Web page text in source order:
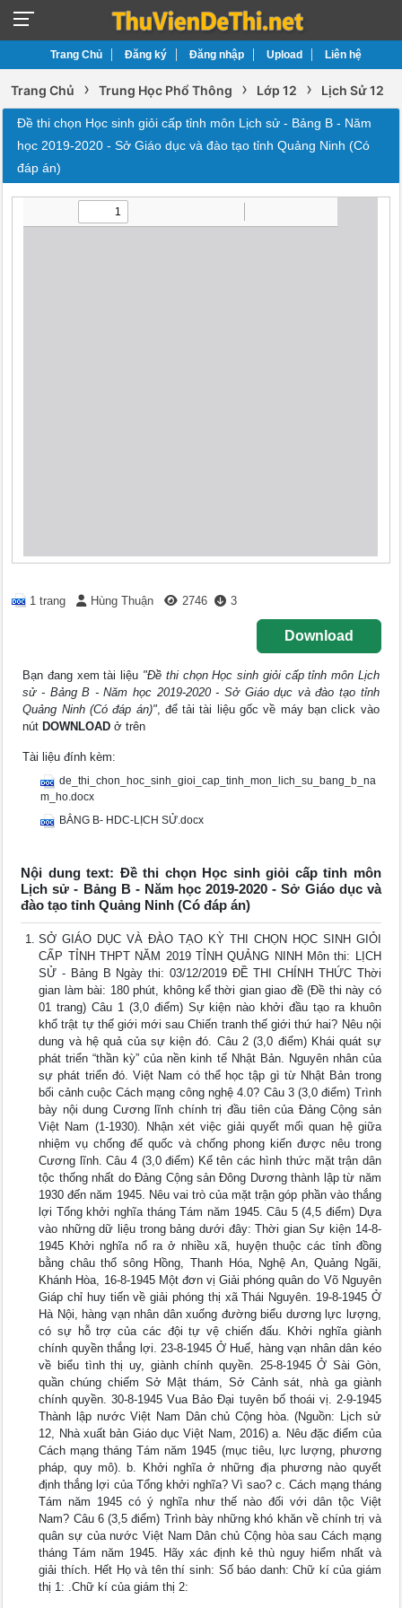
Trang Chủ Đăng ký Đăng nhập Upload Liên hệ
Trang Chủ › Trung Học Phổ Thông › Lớp 12 › Lịch Sử 12
Đề thi chọn Học sinh giỏi cấp tỉnh môn Lịch sử - Bảng B - Năm
học 2019-2020 - Sở Giáo dục và đào tạo tỉnh Quảng Ninh (Có
đáp án)
1 trang Hùng Thuận 2746 3
Download
Bạn đang xem tài liệu "Đề thi chọn Học sinh giỏi cấp tỉnh môn Lịch
sử - Bảng B - Năm học 2019-2020 - Sở Giáo dục và đào tạo tỉnh
Quảng Ninh (Có đáp án)", để tải tài liệu gốc về máy bạn click vào
nút DOWNLOAD ở trên
Tài liệu đính kèm:
de_thi_chon_hoc_sinh_gioi_cap_tinh_mon_lich_su_bang_b_na
m_ho.docx
BẲNG B- HDC-LỊCH SỬ.docx
Nội dung text: Đề thi chọn Học sinh giỏi cấp tỉnh môn
Lịch sử - Bảng B - Năm học 2019-2020 - Sở Giáo dục và
đào tạo tỉnh Quảng Ninh (Có đáp án)
SỞ GIÁO DỤC VÀ ĐÀO TẠO KỲ THI CHỌN HỌC SINH GIỎI
CẤP TỈNH THPT NĂM 2019 TỈNH QUẢNG NINH Môn thi: LỊCH
SỬ - Bảng B Ngày thi: 03/12/2019 ĐỀ THI CHÍNH THỨC Thời
gian làm bài: 180 phút, không kể thời gian giao đề (Đề thi này có
01 trang) Câu 1 (3,0 điểm) Sự kiện nào khởi đầu tạo ra khuôn
khổ trật tự thế giới mới sau Chiến tranh thế giới thứ hai? Nêu nội
dung và hệ quả của sự kiện đó. Câu 2 (3,0 điểm) Khái quát sự
phát triển “thần kỳ” của nền kinh tế Nhật Bản. Nguyên nhân của
sự phát triển đó. Việt Nam có thể học tập gì từ Nhật Bản trong
bối cảnh cuộc Cách mạng công nghệ 4.0? Câu 3 (3,0 điểm) Trình
bày nội dung Cương lĩnh chính trị đầu tiên của Đảng Cộng sản
Việt Nam (1-1930). Nhận xét việc giải quyết mối quan hệ giữa
nhiệm vụ chống đế quốc và chống phong kiến được nêu trong
Cương lĩnh. Câu 4 (3,0 điểm) Kể tên các hình thức mặt trận dân
tộc thống nhất do Đảng Cộng sản Đông Dương thành lập từ năm
1930 đến năm 1945. Nêu vai trò của mặt trận góp phần vào thắng
lợi Tổng khởi nghĩa tháng Tám năm 1945. Câu 5 (4,5 điểm) Dựa
vào những dữ liệu trong bảng dưới đây: Thời gian Sự kiện 14-8-
1945 Khởi nghĩa nổ ra ở nhiều xã, huyện thuộc các tỉnh đồng
bằng châu thổ sông Hồng, Thanh Hóa, Nghệ An, Quảng Ngãi,
Khánh Hòa, 16-8-1945 Một đơn vị Giải phóng quân do Võ Nguyên
Giáp chỉ huy tiến về giải phóng thị xã Thái Nguyên. 19-8-1945 Ở
Hà Nội, hàng vạn nhân dân xuống đường biểu dương lực lượng,
có sự hỗ trợ của các đội tự vệ chiến đấu. Khởi nghĩa giành
chính quyền thắng lợi. 23-8-1945 Ở Huế, hàng vạn nhân dân kéo
về biểu tình thị uy, giành chính quyền. 25-8-1945 Ở Sài Gòn,
quần chúng chiếm Sở Mật thám, Sở Cảnh sát, nhà ga giành
chính quyền. 30-8-1945 Vua Bảo Đại tuyên bố thoái vị. 2-9-1945
Thành lập nước Việt Nam Dân chủ Cộng hòa. (Nguồn: Lịch sử
12, Nhà xuất bản Giáo dục Việt Nam, 2016) a. Nêu đặc điểm của
Cách mạng tháng Tám năm 1945 (mục tiêu, lực lượng, phương
pháp, quy mô). b. Khởi nghĩa ở những địa phương nào quyết
định thắng lợi của Tổng khởi nghĩa? Vì sao? c. Cách mạng tháng
Tám năm 1945 có ý nghĩa như thế nào đối với dân tộc Việt
Nam? Câu 6 (3,5 điểm) Trình bày những khó khăn về chính trị và
quân sự của nước Việt Nam Dân chủ Cộng hòa sau Cách mạng
tháng Tám năm 1945. Hãy xác định kẻ thù nguy hiểm nhất và
giải thích. Hết Họ và tên thí sinh: Số báo danh: Chữ kí của giám
thị 1: .Chữ kí của giám thị 2: